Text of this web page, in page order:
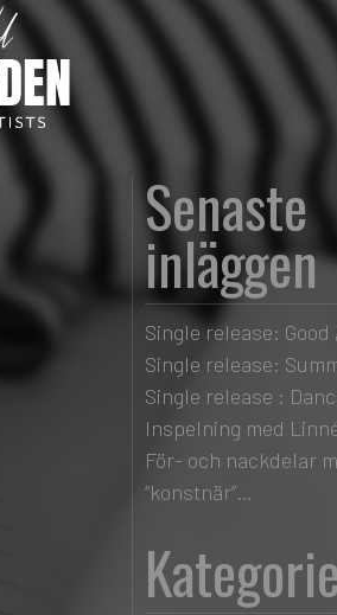
Senaste
inläggen
Single release: Good
Single release:
Single release :
Inspelning med
För- och nackdelar
“konstnär”…